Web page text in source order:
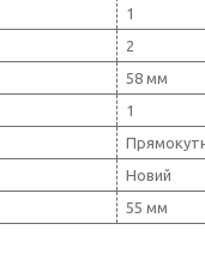
1
2
58 мм
1
Новий
55 мм